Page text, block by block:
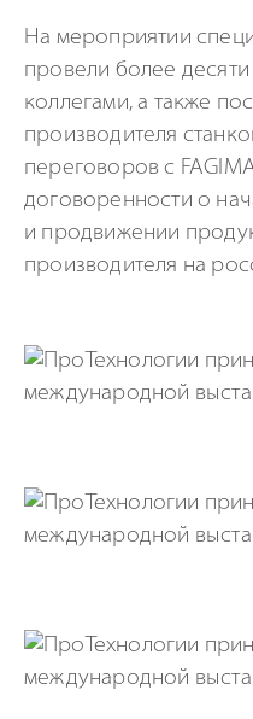
На мероприятии
провели более
коллегами, а также
производителя
переговоров с
договоренности о
и продвижении
производителя на